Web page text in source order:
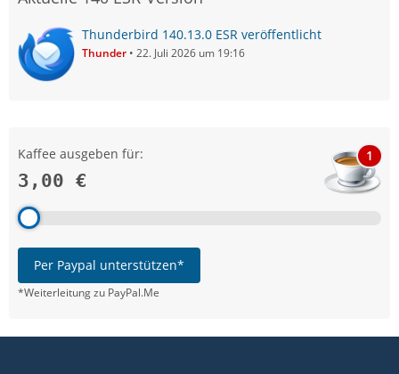
Thunderbird 140.13.0 ESR veröffentlicht
Thunder 22. Juli 2026 um 19:16
Kaffee ausgeben für:
3,00 €
1
Per Paypal unterstützen*
*Weiterleitung zu PayPal.Me